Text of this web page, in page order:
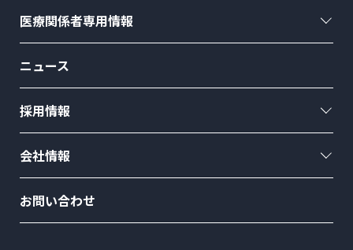
医療関係者専用情報
ニュース
採用情報
会社情報
お問い合わせ